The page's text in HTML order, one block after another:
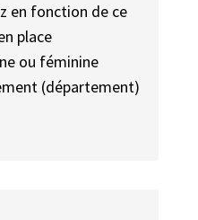
en fonction de ce
place
ou féminine
(département)